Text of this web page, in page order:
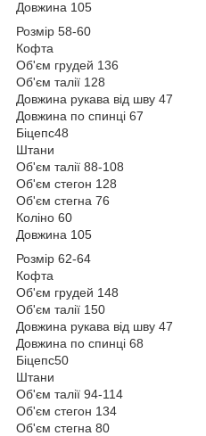
Довжина 105
Розмір 58-60
Кофта
Об'єм грудей 136
Об'єм талії 128
Довжина рукава від шву 47
Довжина по спинці 67
Біцепс48
Штани
Об'єм талії 88-108
Об'єм стегон 128
Об'єм стегна 76
Коліно 60
Довжина 105
Розмір 62-64
Кофта
Об'єм грудей 148
Об'єм талії 150
Довжина рукава від шву 47
Довжина по спинці 68
Біцепс50
Штани
Об'єм талії 94-114
Об'єм стегон 134
Об'єм стегна 80